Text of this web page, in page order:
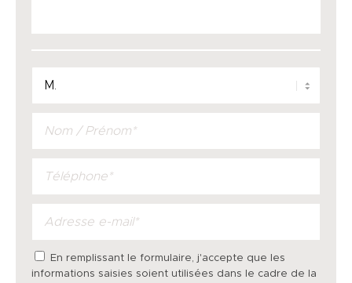
En remplissant le formulaire, j'accepte que les
informations saisies soient utilisées dans le cadre de la